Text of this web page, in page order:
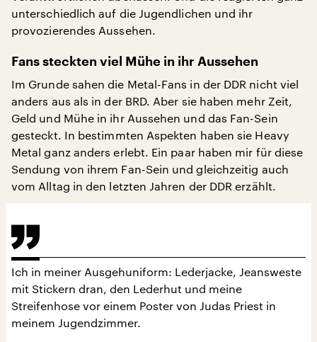
unterschiedlich auf die Jugendlichen und ihr
provozierendes Aussehen.
Fans steckten viel Mühe in ihr Aussehen
Im Grunde sahen die Metal-Fans in der DDR nicht viel
anders aus als in der BRD. Aber sie haben mehr Zeit,
Geld und Mühe in ihr Aussehen und das Fan-Sein
gesteckt. In bestimmten Aspekten haben sie Heavy
Metal ganz anders erlebt. Ein paar haben mir für diese
Sendung von ihrem Fan-Sein und gleichzeitig auch
vom Alltag in den letzten Jahren der DDR erzählt.
Ich in meiner Ausgehuniform: Lederjacke, Jeansweste
mit Stickern dran, den Lederhut und meine
Streifenhose vor einem Poster von Judas Priest in
meinem Jugendzimmer.